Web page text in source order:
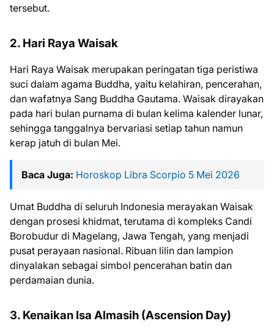
tersebut.
2. Hari Raya Waisak
Hari Raya Waisak merupakan peringatan tiga peristiwa
suci dalam agama Buddha, yaitu kelahiran, pencerahan,
dan wafatnya Sang Buddha Gautama. Waisak dirayakan
pada hari bulan purnama di bulan kelima kalender lunar,
sehingga tanggalnya bervariasi setiap tahun namun
kerap jatuh di bulan Mei.
Baca Juga: Horoskop Libra Scorpio 5 Mei 2026
Umat Buddha di seluruh Indonesia merayakan Waisak
dengan prosesi khidmat, terutama di kompleks Candi
Borobudur di Magelang, Jawa Tengah, yang menjadi
pusat perayaan nasional. Ribuan lilin dan lampion
dinyalakan sebagai simbol pencerahan batin dan
perdamaian dunia.
3. Kenaikan Isa Almasih (Ascension Day)